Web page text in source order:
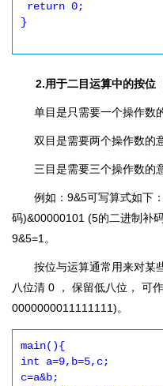
}
2.用于二目运算中的按位
单目是只需要一个操作
双目是需要两个操作数
三目是需要三个操作数
例如：9&5可写算式如下
码)&00000101 (5的二进制补
9&5=1。
按位与运算通常用来对某
八位清 0 ， 保留低八位， 可
0000000011111111)。
main(){
int a=9,b=5,c;
c=a&b;